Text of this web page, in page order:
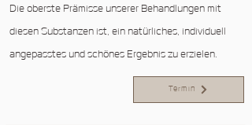
Die oberste Prämisse unserer Behandlungen mit
diesen Substanzen ist, ein natürliches, individuell
angepasstes und schönes Ergebnis zu erzielen.
Termin